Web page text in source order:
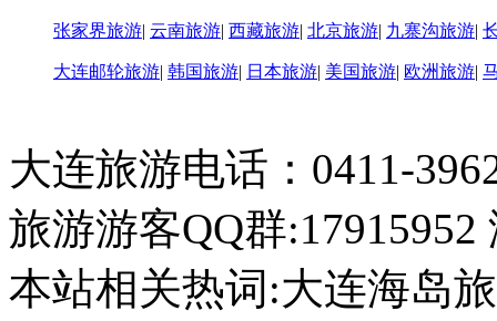
张家界旅游| 云南旅游| 西藏旅游| 北京旅游| 九寨沟旅游|
大连邮轮旅游| 韩国旅游| 日本旅游| 美国旅游| 欧洲旅游|
大连旅游电话：0411-
旅游游客QQ群
本站相关热词:大连海岛